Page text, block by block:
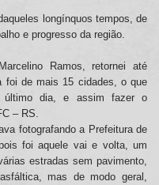
longínquos tempos, de
e progresso da região.
Ramos, retornei até
foi de mais 15 cidades, o que
último dia, e assim fazer o
– RS.
fotografando a Prefeitura de
foi aquele vai e volta, um
estradas sem pavimento,
mas de modo geral,